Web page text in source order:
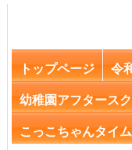
トップページ 令
幼稚園アフタース
こっこちゃんタイ